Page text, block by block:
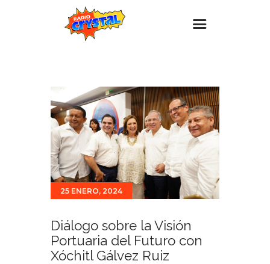
Estaciones
Eventos
Promociones
Noticias
Para ti
Contacto
25 ENERO, 2024
Diálogo sobre la Visión
Portuaria del Futuro con
Xóchitl Gálvez Ruiz